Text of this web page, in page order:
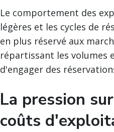
Le comportement des
légères et les cycles de
en plus réservé aux
répartissant les volumes
d'engager des
La pression
coûts